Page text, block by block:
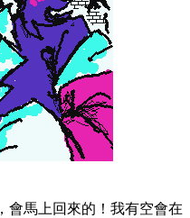
會馬上回來的！我有空會在